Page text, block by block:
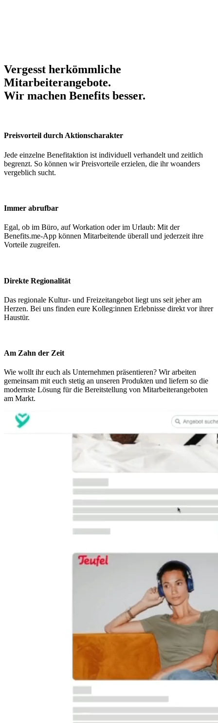
Vergesst herkömmliche
Mitarbeiterangebote.
Wir machen Benefits besser.
Preisvorteil durch Aktionscharakter
Jede einzelne Benefitaktion ist individuell verhandelt und zeitlich
begrenzt. So können wir Preisvorteile erzielen, die ihr woanders
vergeblich sucht.
Immer abrufbar
Egal, ob im Büro, auf Workation oder im Urlaub: Mit der
Benefits.me-App können Mitarbeitende überall und jederzeit ihre
Vorteile zugreifen.
Direkte Regionalität
Das regionale Kultur- und Freizeitangebot liegt uns seit jeher am
Herzen. Bei uns finden eure Kolleg:innen Erlebnisse direkt vor ihrer
Haustür.
Am Zahn der Zeit
Wie wollt ihr euch als Unternehmen präsentieren? Wir arbeiten
gemeinsam mit euch stetig an unseren Produkten und liefern so die
modernste Lösung für die Bereitstellung von Mitarbeiterangeboten
am Markt.